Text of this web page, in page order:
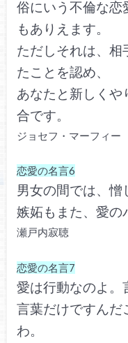
俗にいう不倫な恋
もありえます。
ただしそれは、相
たことを認め、
あなたと新しくや
合です。
ジョセフ・マーフィー
恋愛の名言6
男女の間では、憎
嫉妬もまた、愛の
瀬戸内寂聴
恋愛の名言7
愛は行動なのよ。
言葉だけですんだ
わ。